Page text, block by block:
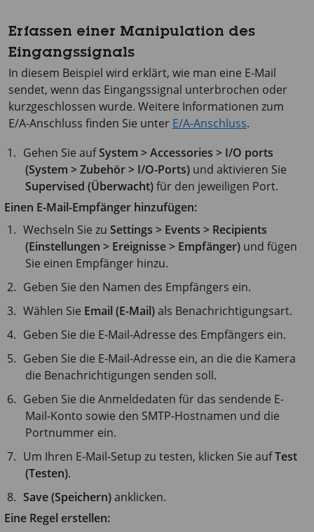
Erfassen einer Manipulation des
Eingangssignals
In diesem Beispiel wird erklärt, wie man eine E-Mail
sendet, wenn das Eingangssignal unterbrochen oder
kurzgeschlossen wurde. Weitere Informationen zum
E/A-Anschluss finden Sie unter E/A-Anschluss.
Gehen Sie aufSystem > Accessories > I/O ports
(System > Zubehör > I/O-Ports) und aktivieren Sie
Supervised (Überwacht)für den jeweiligen Port.
Einen E-Mail-Empfänger hinzufügen:
Wechseln Sie zuSettings > Events > Recipients
(Einstellungen > Ereignisse > Empfänger) und fügen
Sie einen Empfänger hinzu.
Geben Sie den Namen des Empfängers ein.
Wählen Sie Email (E-Mail)als Benachrichtigungsart.
Geben Sie die E-Mail-Adresse des Empfängers ein.
Geben Sie die E-Mail-Adresse ein, an die die Kamera
die Benachrichtigungen senden soll.
Geben Sie die Anmeldedaten für das sendende E-
Mail-Konto sowie den SMTP-Hostnamen und die
Portnummer ein.
Um Ihren E-Mail-Setup zu testen, klicken Sie aufTest
(Testen).
Save (Speichern)anklicken.
Eine Regel erstellen: